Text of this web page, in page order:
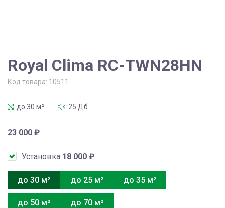
Royal Clima RC-TWN28HN
Код товара: 10511
до 30 м² 25 Дб
23 000 ₽
Установка 18 000 ₽
до 30 м² до 25 м² до 35 м²
до 50 м² до 70 м²